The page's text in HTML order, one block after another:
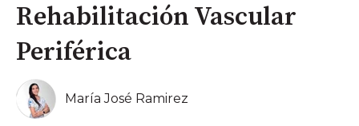
Rehabilitación Vascular
Periférica
María José Ramirez